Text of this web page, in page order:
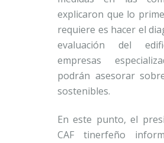
explicaron que lo
requiere es hacer el
evaluación del
empresas
podrán asesorar
sostenibles.
En este punto, el
CAF tinerfeño